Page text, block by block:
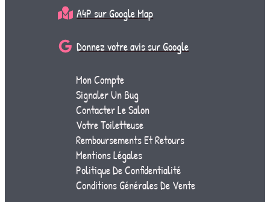
A4P sur Google Map
Donnez votre avis sur Google
Mon Compte
Signaler Un Bug
Contacter Le Salon
Votre Toiletteuse
Remboursements Et Retours
Mentions Légales
Politique De Confidentialité
Conditions Générales De Vente